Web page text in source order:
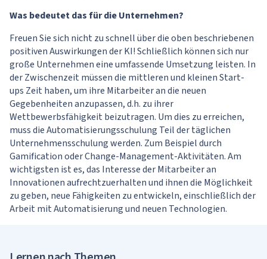
Was bedeutet das für die Unternehmen?
Freuen Sie sich nicht zu schnell über die oben beschriebenen
positiven Auswirkungen der KI! Schließlich können sich nur
große Unternehmen eine umfassende Umsetzung leisten. In
der Zwischenzeit müssen die mittleren und kleinen Start-
ups Zeit haben, um ihre Mitarbeiter an die neuen
Gegebenheiten anzupassen, d.h. zu ihrer
Wettbewerbsfähigkeit beizutragen. Um dies zu erreichen,
muss die Automatisierungsschulung Teil der täglichen
Unternehmensschulung werden. Zum Beispiel durch
Gamification oder Change-Management-Aktivitäten. Am
wichtigsten ist es, das Interesse der Mitarbeiter an
Innovationen aufrechtzuerhalten und ihnen die Möglichkeit
zu geben, neue Fähigkeiten zu entwickeln, einschließlich der
Arbeit mit Automatisierung und neuen Technologien.